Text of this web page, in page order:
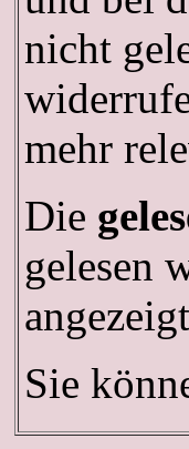
nicht
mehr
Die
gelesen
Sie